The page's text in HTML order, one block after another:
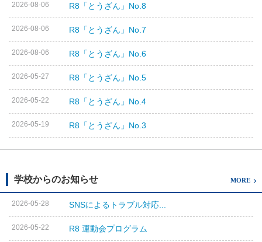
2026-08-06 R8「とうざん」No.8
2026-08-06 R8「とうざん」No.7
2026-08-06 R8「とうざん」No.6
2026-05-27 R8「とうざん」No.5
2026-05-22 R8「とうざん」No.4
2026-05-19 R8「とうざん」No.3
学校からのお知らせ MORE
2026-05-28 SNSによるトラブル対応...
2026-05-22 R8 運動会プログラム